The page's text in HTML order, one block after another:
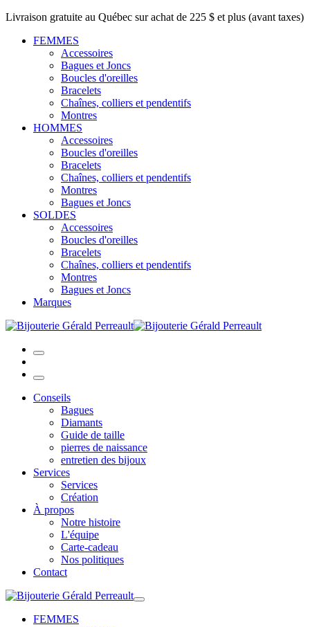
Livraison gratuite au Québec sur achat de 225 $ et plus (avant taxes)
FEMMES
Accessoires
Bagues et Joncs
Boucles d'oreilles
Bracelets
Chaînes, colliers et pendentifs
Montres
HOMMES
Accessoires
Boucles d'oreilles
Bracelets
Chaînes, colliers et pendentifs
Montres
Bagues et Joncs
SOLDES
Accessoires
Boucles d'oreilles
Bracelets
Chaînes, colliers et pendentifs
Montres
Bagues et Joncs
Marques
Conseils
Bagues
Diamants
Guide de taille
pierres de naissance
entretien des bijoux
Services
Services
Création
À propos
Notre histoire
L'équipe
Carte-cadeau
Nos politiques
Contact
FEMMES